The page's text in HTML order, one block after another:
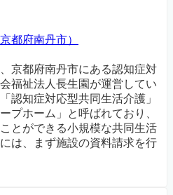
都府南丹市）
京都府南丹市にある認知症対
福祉法人長生園が運営してい
認知症対応型共同生活介護」
プホーム」と呼ばれており、
とができる小規模な共同生活
は、まず施設の資料請求を行